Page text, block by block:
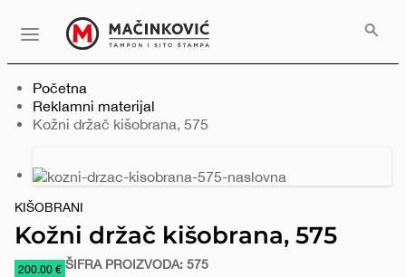
Menu
Početna
Reklamni materijal
Trenutno:
Kožni držač kišobrana, 575
Prethodni
slajd
Sledeći
slajd
KIŠOBRANI
Kožni držač kišobrana, 575
https://www.macinkovic.rs/reklamni-
200.00 € ŠIFRA PROIZVODA: 575